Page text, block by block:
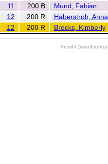
11
200 B
Mund, Fabian
12
200 R
Haberstroh,
12
200 R Brocks, Kimberly
Anzahl